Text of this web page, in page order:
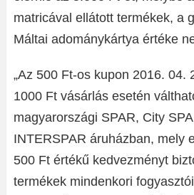
matricával ellátott termékek, a
Máltai adománykártya értéke
„Az 500 Ft-os kupon 2016. 04.
1000 Ft vásárlás esetén
magyarországi SPAR, City
INTERSPAR áruházban, mely
500 Ft értékű kedvezményt
termékek mindenkori